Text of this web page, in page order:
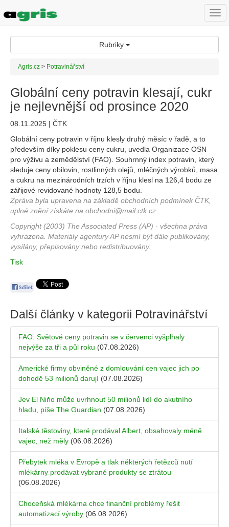
Rubriky
Agris.cz > Potravinářství
Globální ceny potravin klesají, cukr
je nejlevnější od prosince 2020
08.11.2025 | ČTK
Globální ceny potravin v říjnu klesly druhý měsíc v řadě, a to
především díky poklesu ceny cukru, uvedla Organizace OSN
pro výživu a zemědělství (FAO). Souhrnný index potravin, který
sleduje ceny obilovin, rostlinných olejů, mléčných výrobků, masa
a cukru na mezinárodních trzích v říjnu klesl na 126,4 bodu ze
zářijové revidované hodnoty 128,5 bodu.
Zpráva byla upravena na základě obchodních podmínek ČTK,
uplné znění získáte na obchodni@mail.ctk.cz
Copyright (2003) The Associated Press (AP) - všechna práva
vyhrazena. Materiály agentury AP nesmí být dále publikovány,
vysílány, přepisovány nebo redistribuovány.
Tisk
Další články v kategorii Potravinářství
FAO: Světové ceny potravin se v červenci vyšplhaly
nejvýše za tři a půl roku (07.08.2026)
Americké firmy obviněné z domlouvání cen vajec jich po
dohodě 53 milionů darují (07.08.2026)
Jev El Niňo může uvrhnout 50 milionů lidí do akutního
hladu, píše The Guardian (07.08.2026)
Italské těstoviny, které prodával Albert, obsahovaly méně
vajec, než měly (06.08.2026)
Přebytek mléka v Evropě a tlak některých řetězců nutí
mlékárny prodávat vybrané produkty se ztrátou
(06.08.2026)
Choceňská mlékárna chce finanční problémy řešit
automatizací výroby (06.08.2026)